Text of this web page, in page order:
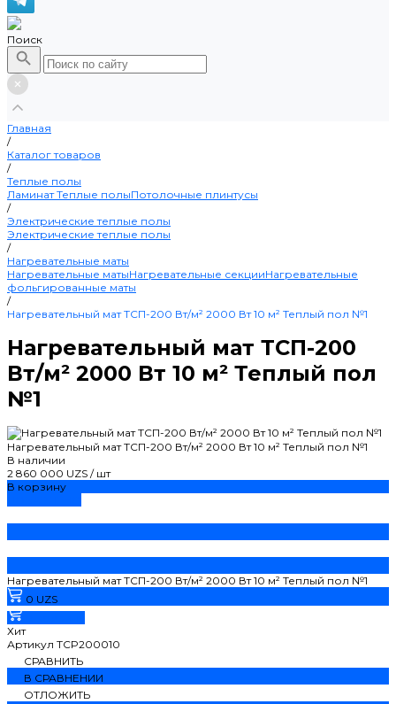
Поиск
Главная
/
Каталог товаров
/
Теплые полы
ЛаминатТеплые полыПотолочные плинтусы
/
Электрические теплые полы
Электрические теплые полы
/
Нагревательные маты
Нагревательные матыНагревательные секцииНагревательные
фольгированные маты
/
Нагревательный мат ТСП-200 Вт/м² 2000 Вт 10 м² Теплый пол №1
Нагревательный мат ТСП-200
Вт/м² 2000 Вт 10 м² Теплый пол
№1
Нагревательный мат ТСП-200 Вт/м² 2000 Вт 10 м² Теплый пол №1
В наличии
2 860 000 UZS / шт
В корзину
Нагревательный мат ТСП-200 Вт/м² 2000 Вт 10 м² Теплый пол №1
0 UZS
Хит
Артикул TCP200010
СРАВНИТЬ
В СРАВНЕНИИ
ОТЛОЖИТЬ